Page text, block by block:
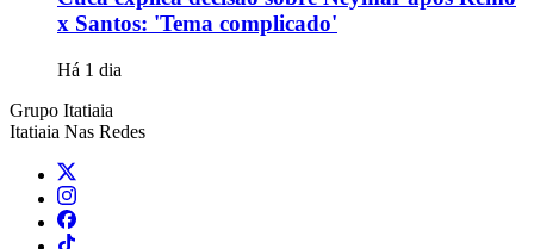
x Santos: 'Tema complicado'
Há 1 dia
Grupo Itatiaia
Itatiaia Nas Redes